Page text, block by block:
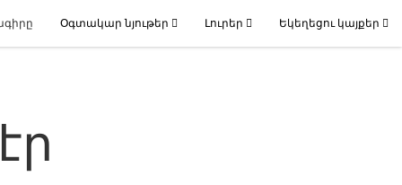
Օգտակար նյութեր Լուրեր Եկեղեցու կայքեր